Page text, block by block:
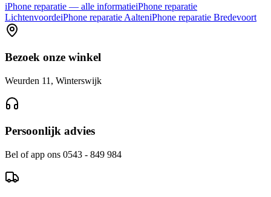
iPhone reparatie — alle informatieiPhone reparatie
LichtenvoordeiPhone reparatie AalteniPhone reparatie Bredevoort
Bezoek onze winkel
Weurden 11, Winterswijk
Persoonlijk advies
Bel of app ons 0543 - 849 984